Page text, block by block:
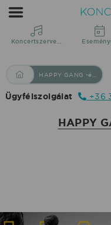
Koncertszervezés
Ügyfélszolgálat +36
HAPPY